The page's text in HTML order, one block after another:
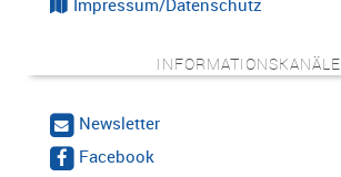
INFORMATIONSKANÄLE
Newsletter
Facebook